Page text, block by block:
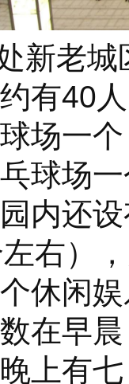
新老
约有40
场一
球场
内还
右）
休闲
在早
上有